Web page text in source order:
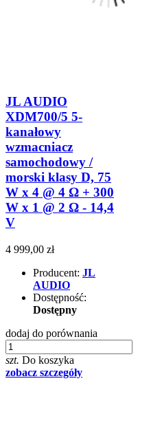
JL AUDIO
XDM700/5 5-
kanałowy
wzmacniacz
samochodowy /
morski klasy D, 75
W x 4 @ 4 Ω + 300
W x 1 @ 2 Ω - 14,4
V
4 999,00 zł
Producent: JL
AUDIO
Dostępność:
Dostępny
dodaj do porównania
szt. Do koszyka
zobacz szczegóły